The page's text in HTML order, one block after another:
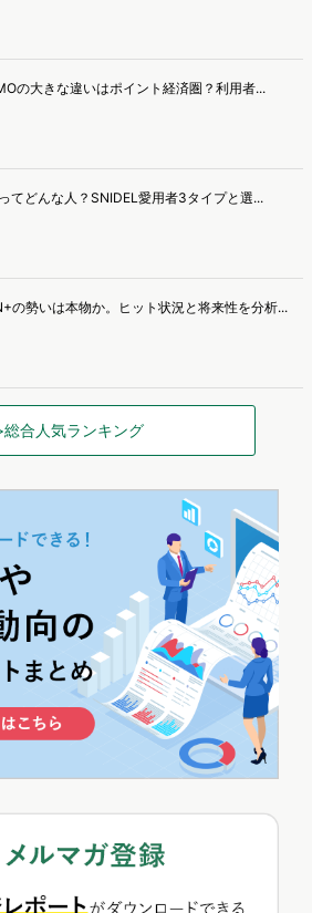
の大きな違いはポイント経済圏？利用者...
てどんな人？SNIDEL愛用者3タイプと選...
の勢いは本物か。ヒット状況と将来性を分析...
総合人気ランキング